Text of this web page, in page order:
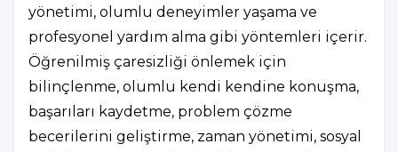
yönetimi, olumlu deneyimler yaşama ve
profesyonel yardım alma gibi yöntemleri içerir.
Öğrenilmiş çaresizliği önlemek için
bilinçlenme, olumlu kendi kendine konuşma,
başarıları kaydetme, problem çözme
becerilerini geliştirme, zaman yönetimi, sosyal